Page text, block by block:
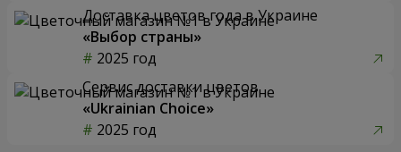
Доставка цветов года в Украине
«Выбор страны»
2025 год
Сервис доставки цветов
«Ukrainian Choice»
2025 год